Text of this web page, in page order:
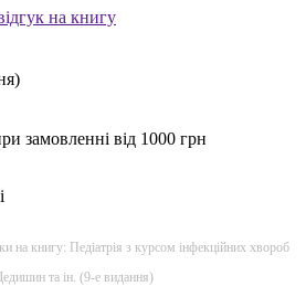
на книгу
замовленні від 1000 грн
на книгу: Педіатрія з курсом інфекційних хвороб
та ін. (9-е видання)